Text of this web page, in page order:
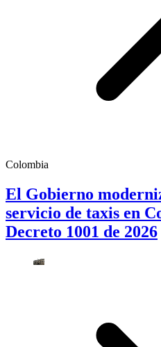
Colombia
El Gobierno
servicio de taxis en
Decreto 1001 de 2026